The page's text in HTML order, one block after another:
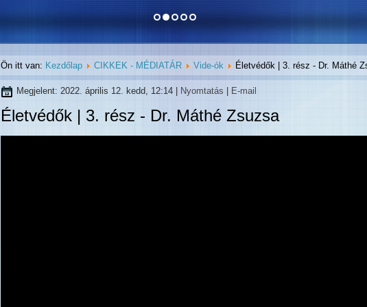
Ön itt van: Kezdőlap CIKKEK - MÉDIATÁR Vide-ók Életvédők | 3. rész - Dr. Máthé
Megjelent: 2022. április 12. kedd, 12:14 Nyomtatás E-mail
Életvédők | 3. rész - Dr. Máthé Zsuzsa